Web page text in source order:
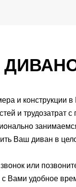
и конструкции
и трудозатрат с
Ваш диван в
или
с Вами удобное